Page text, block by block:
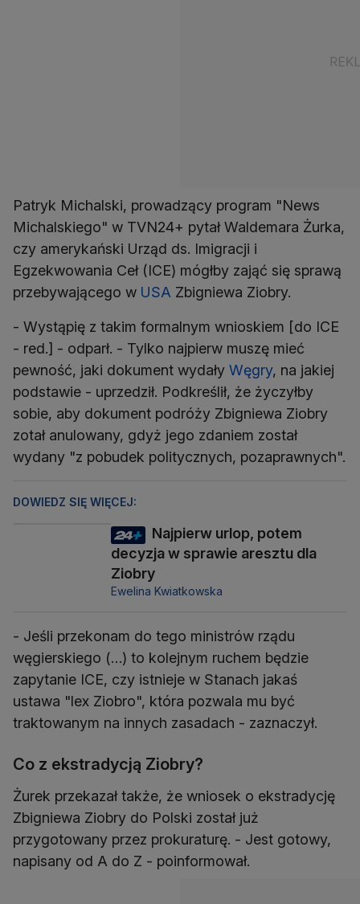
Patryk Michalski, prowadzący program "News
Michalskiego" w TVN24+ pytał Waldemara Żurka,
czy amerykański Urząd ds. Imigracji i
Egzekwowania Ceł (ICE) mógłby zająć się sprawą
przebywającego w USA Zbigniewa Ziobry.
- Wystąpię z takim formalnym wnioskiem [do ICE
- red.] - odparł. - Tylko najpierw muszę mieć
pewność, jaki dokument wydały Węgry, na jakiej
podstawie - uprzedził. Podkreślił, że życzyłby
sobie, aby dokument podróży Zbigniewa Ziobry
zotał anulowany, gdyż jego zdaniem został
wydany "z pobudek politycznych, pozaprawnych".
DOWIEDZ SIĘ WIĘCEJ:
Najpierw urlop, potem
decyzja w sprawie aresztu dla
Ziobry
Ewelina Kwiatkowska
- Jeśli przekonam do tego ministrów rządu
węgierskiego (…) to kolejnym ruchem będzie
zapytanie ICE, czy istnieje w Stanach jakaś
ustawa "lex Ziobro", która pozwala mu być
traktowanym na innych zasadach - zaznaczył.
Co z ekstradycją Ziobry?
Żurek przekazał także, że wniosek o ekstradycję
Zbigniewa Ziobry do Polski został już
przygotowany przez prokuraturę. - Jest gotowy,
napisany od A do Z - poinformował.